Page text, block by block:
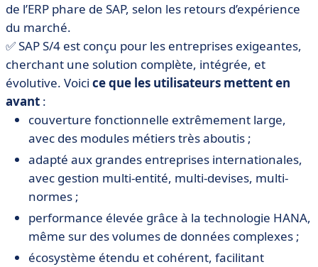
de l’ERP phare de SAP, selon les retours d’expérience
du marché.
✅ SAP S/4 est conçu pour les entreprises exigeantes,
cherchant une solution complète, intégrée, et
évolutive. Voici ce que les utilisateurs mettent en
avant :
couverture fonctionnelle extrêmement large,
avec des modules métiers très aboutis ;
adapté aux grandes entreprises internationales,
avec gestion multi-entité, multi-devises, multi-
normes ;
performance élevée grâce à la technologie HANA,
même sur des volumes de données complexes ;
écosystème étendu et cohérent, facilitant